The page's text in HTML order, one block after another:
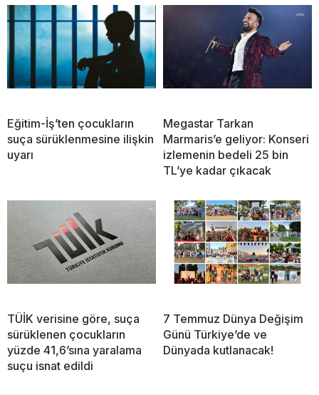
Eğitim-İş’ten çocukların
suça sürüklenmesine ilişkin
uyarı
Megastar Tarkan
Marmaris’e geliyor: Konseri
izlemenin bedeli 25 bin
TL’ye kadar çıkacak
TÜİK verisine göre, suça
sürüklenen çocukların
yüzde 41,6’sına yaralama
suçu isnat edildi
7 Temmuz Dünya Değişim
Günü Türkiye’de ve
Dünyada kutlanacak!